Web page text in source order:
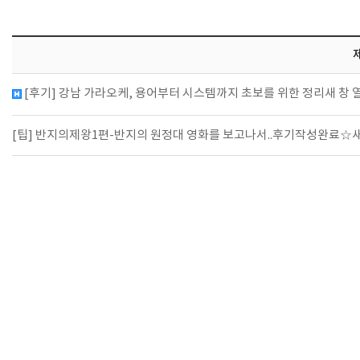
[후기] 강남 가라오케, 용어부터 시스템까지 초보를 위한 정리새 창
[팁] 반지의제왕1편-반지의 원정대 영화를 보고나서..후기작성완료☆